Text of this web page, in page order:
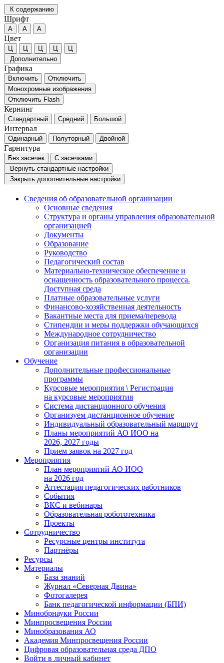
К содержанию
Шрифт
А А А
Цвет
Ц Ц Ц Ц
Ц
Дополнительно
Графика
Включить
Отключить
Монохромные изображения
Отключить Flash
Кернинг
Стандартный Средний Большой
Интервал
Одинарный Полуторный Двойной
Гарнитура
Без засечек
С засечками
Вернуть стандартные настройки
Закрыть дополнительные настройки
Сведения об образовательной организации
Основные сведения
Структура и органы управления образовательной
организацией
Документы
Образование
Руководство
Педагогический состав
Материально-техническое обеспечение и
оснащенность образовательного процесса.
Доступная среда
Платные образовательные услуги
Финансово-хозяйственная деятельность
Вакантные места для приема/перевода
Стипендии и меры поддержки обучающихся
Международное сотрудничество
Организация питания в образовательной
организации
Обучение
Дополнительные профессиональные
программы
Курсовые мероприятия \ Регистрация
на курсовые мероприятия
Система дистанционного обучения
Организуем дистанционное обучение
Индивидуальный образовательный маршрут
Планы мероприятий АО ИОО на
2026, 2027 годы
Прием заявок на 2027 год
Мероприятия
План мероприятий АО ИОО
на 2026 год
Аттестация педагогических работников
События
ВКС и вебинары
Образовательная робототехника
Проекты
Сотрудничество
Ресурсные центры института
Партнёры
Ресурсы
Материалы
База знаний
Журнал «Северная Двина»
Фотогалерея
Банк педагогической информации (БПИ)
Минобрнауки России
Минпросвещения России
Минобразования АО
Академия Минпросвещения России
Цифровая образовательная среда ДПО
Войти в личный кабинет